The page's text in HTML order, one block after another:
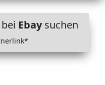
Ebaysuchen